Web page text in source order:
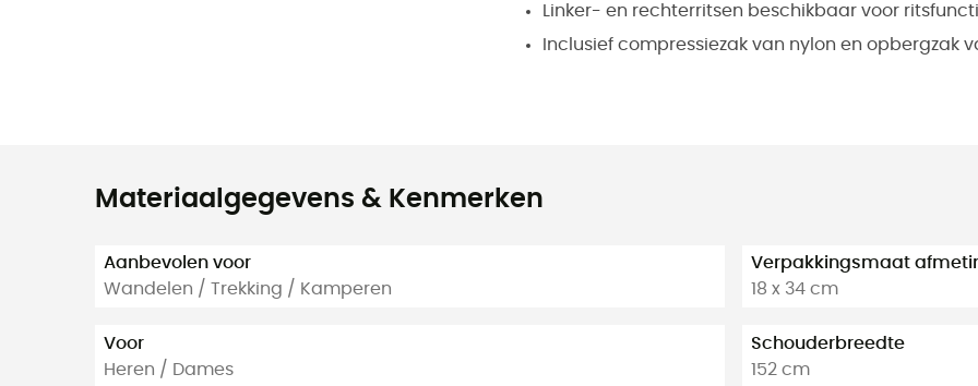
Linker- en rechterritsen beschikbaar voor
Inclusief compressiezak van nylon en opbergzak
Materiaalgegevens & Kenmerken
Aanbevolen voor
Wandelen / Trekking / Kamperen
Voor
Heren / Dames
Verpakkingsmaat
18 x 34 cm
Schouderbreedte
152 cm